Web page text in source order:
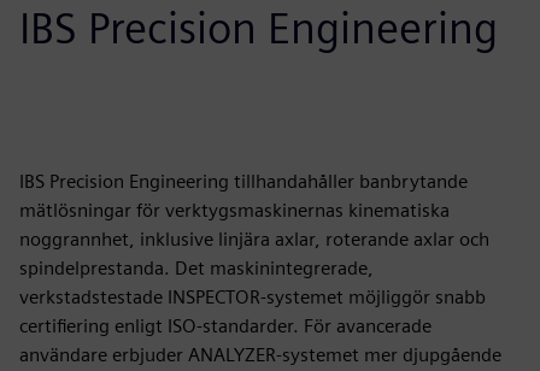
IBS Precision Engineering
IBS Precision Engineering tillhandahåller banbrytande
mätlösningar för verktygsmaskinernas kinematiska
noggrannhet, inklusive linjära axlar, roterande axlar och
spindelprestanda. Det maskinintegrerade,
verkstadstestade INSPECTOR-systemet möjliggör snabb
certifiering enligt ISO-standarder. För avancerade
användare erbjuder ANALYZER-systemet mer djupgående